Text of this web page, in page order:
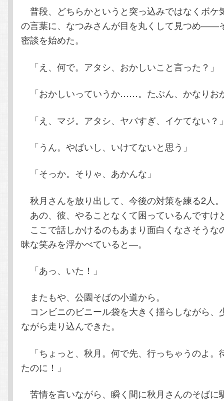
普段、どちらかというと突っ込みではなくボケ
の言葉に、なつみさんが目を丸くして見つめ――
密談を始めた。
「え、何で。アタシ、おかしいこと言った？」
「おかしいっていうか……。たぶん、かなりお
「え、マジ。アタシ、ヤバすぎ、イケてない？
「うん。やばいし、いけてないと思う」
「そっか。そりゃ、あかんな」
秋月さんを放り出して、今後の対策を練る2人。
あの、彼、やることなくて困っているんですけ
ここで話しかけるのもあまり面白くなさそうな
昧な笑みを浮かべていると―。
「あっ、いた！」
またもや、公園そばの小道から。
コンビニのビニール袋を大きく揺らしながら、
ながら走り込んできた。
「ちょっと、秋月。何で先、行っちゃうのよ。
たのに！」
苦情を言いながら、瞬く間に秋月さんのそばに